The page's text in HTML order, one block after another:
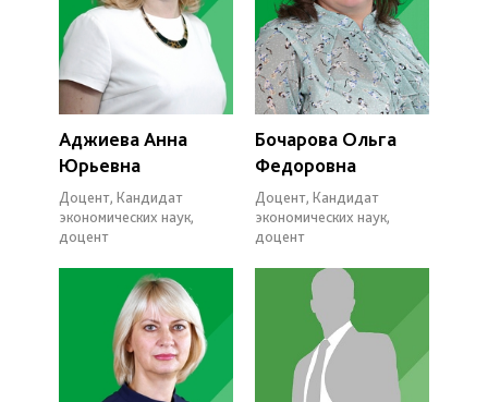
Аджиева Анна
Юрьевна
Доцент, Кандидат
экономических наук,
доцент
Бочарова Ольга
Федоровна
Доцент, Кандидат
экономических наук,
доцент